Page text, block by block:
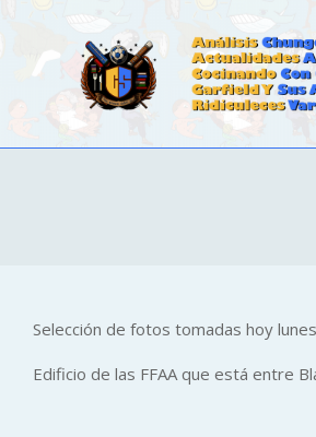
Selección de fotos tomadas hoy
Edificio de las FFAA que está entre